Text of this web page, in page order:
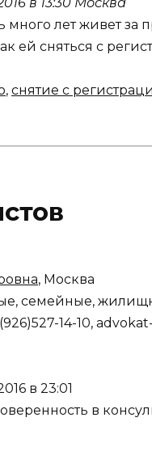
много лет живет
ей сняться с
, снятие с
, Москва
семейные,
14-10,
в 23:01
в